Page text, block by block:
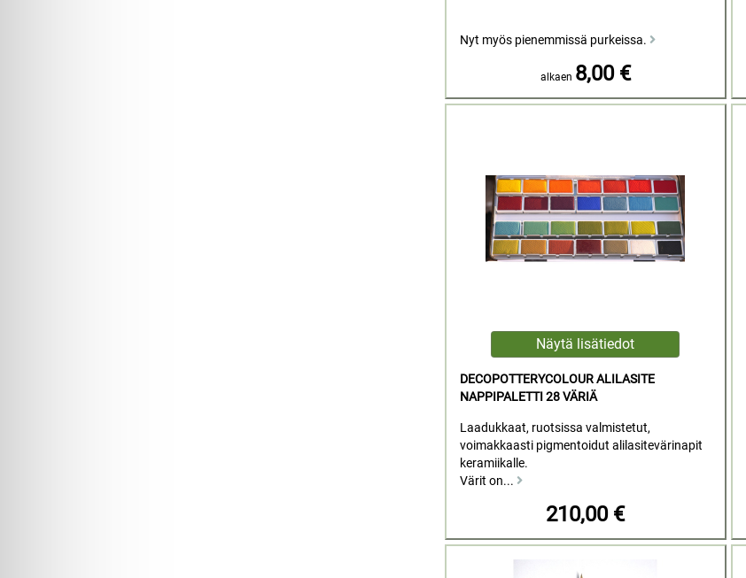
Nyt myös pienemmissä purkeissa.
alkaen 8,00 €
DECOPOTTERYCOLOUR ALILASITE
NAPPIPALETTI 28 VÄRIÄ
Laadukkaat, ruotsissa valmistetut,
voimakkaasti pigmentoidut alilasitevärinapit
keramiikalle.
Värit on...
210,00 €